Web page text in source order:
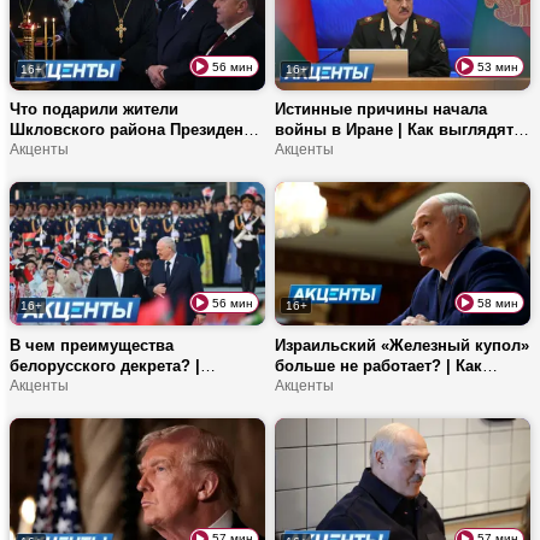
16+ 56 мин
Что подарили жители
Шкловского района Президенту
на Пасху? | Выборы в Венгрии
развивается белорусская
космонавтика?
Акценты
16+ 53 мин
Истинные причины начала
войны в Иране | Как выглядят
союзные троллейбусы? |
Акценты
16+ 56 мин
В чем преимущества
белорусского декрета? |
Сколько огурцов съедают
пытается списать Орбана?
Акценты
16+ 58 мин
Израильский «Железный купол»
больше не работает? | Как
изменится Гродно в 2026-м? |
Коула
Акценты